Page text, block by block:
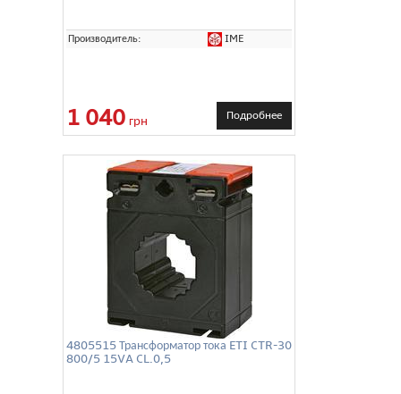
Производитель: IME
1 040 грн Подробнее
4805515 Трансформатор тока ETI CTR-30
800/5 15VA CL.0,5